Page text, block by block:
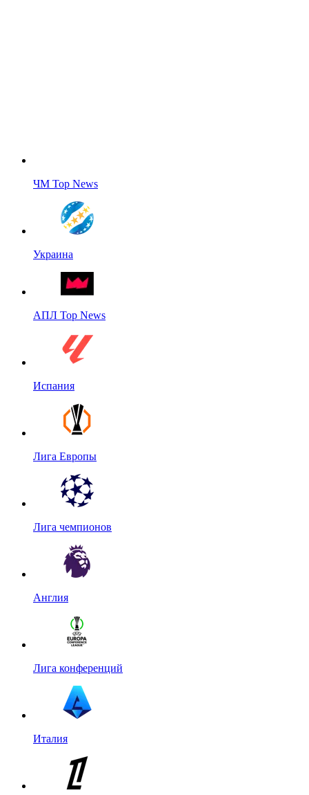
ЧМ Top News
Украина
АПЛ Top News
Испания
Лига Европы
Лига чемпионов
Англия
Лига конференций
Италия